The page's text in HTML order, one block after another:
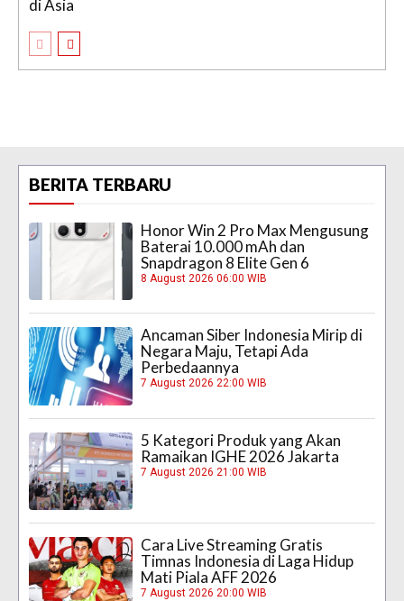
di Asia
BERITA TERBARU
Honor Win 2 Pro Max Mengusung
Baterai 10.000 mAh dan
Snapdragon 8 Elite Gen 6
8 August 2026 06:00 WIB
Ancaman Siber Indonesia Mirip di
Negara Maju, Tetapi Ada
Perbedaannya
7 August 2026 22:00 WIB
5 Kategori Produk yang Akan
Ramaikan IGHE 2026 Jakarta
7 August 2026 21:00 WIB
Cara Live Streaming Gratis
Timnas Indonesia di Laga Hidup
Mati Piala AFF 2026
7 August 2026 20:00 WIB